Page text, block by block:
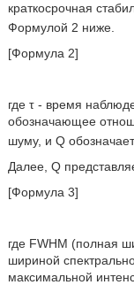
краткосрочная
Формулой 2 ниже.
[Формула 2]
где τ - время
обозначающее
шуму, и Q
Далее, Q
[Формула 3]
где FWHM (полная
шириной
максимальной